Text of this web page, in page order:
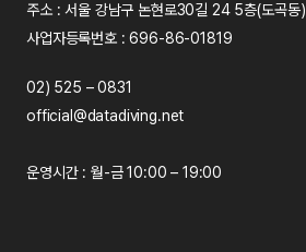
주소 : 서울 강남구 논현로30길 24 5층(도곡동)
사업자등록번호 : 696-86-01819
02) 525 – 0831
official@datadiving.net
운영시간 : 월-금 10:00 – 19:00